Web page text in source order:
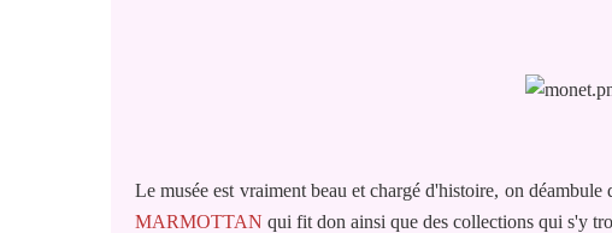
Le musée est vraiment beau et chargé d'histoire, on
MARMOTTAN qui fit don ainsi que des collections qui s'y